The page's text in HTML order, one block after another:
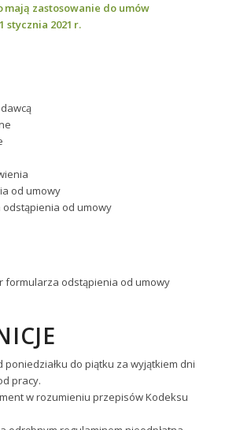
zastosowanie do umów
stycznia 2021 r.
od umowy
od umowy
formularza odstąpienia od umowy
poniedziałku do piątku za wyjątkiem dni
pracy.
w rozumieniu przepisów Kodeksu